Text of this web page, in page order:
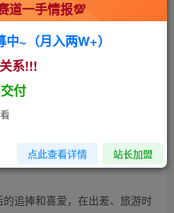
济业态，甚至成为了美妆集合
有大牌自由“的快乐也让他们流
追捧和喜爱，在出差、旅游时
道一手情报💯
~（月入两W+）
系!!!
付
点此查看详情 站长加盟